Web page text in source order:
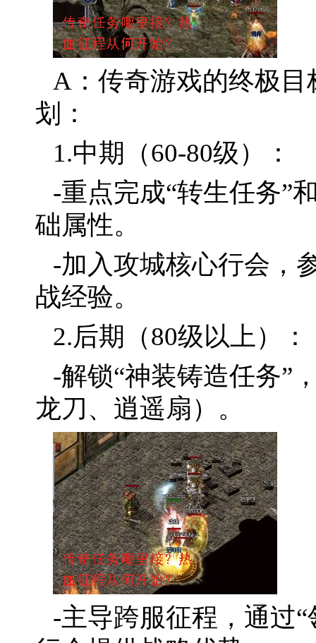
A：传奇游戏的终极目
划：
1.中期（60-80级）：
-重点完成“转生任务”
础属性。
-加入攻城核心行会，
战经验。
2.后期（80级以上）：
-解锁“神装铸造任务”
龙刀、逍遥扇）。
-主导跨服征程，通过